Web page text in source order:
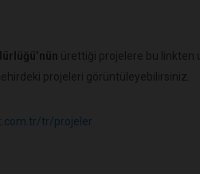
ürettiği projelere bu linkten
projeleri görüntüleyebilirsiniz.
tr/projeler